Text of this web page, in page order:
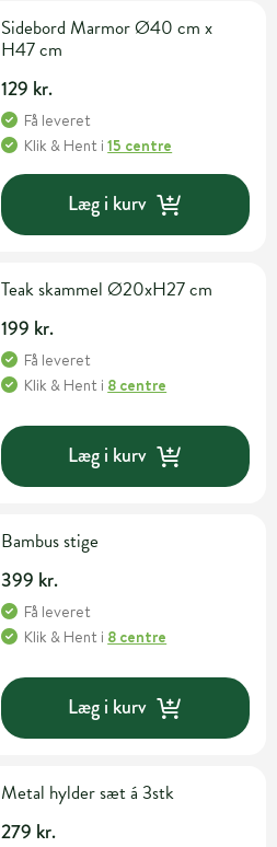
Sidebord Marmor Ø40 cm x
H47 cm
129 kr.
Få leveret
Klik & Hent i15 centre
Læg i kurv
Teak skammel Ø20xH27 cm
199 kr.
Få leveret
Klik & Hent i 8 centre
Læg i kurv
Bambus stige
399 kr.
Få leveret
Klik & Hent i 8 centre
Læg i kurv
Metal hylder sæt á 3stk
279 kr.